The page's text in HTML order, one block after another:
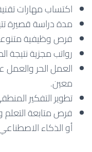
اكتساب مهارات
مدة دراسة قصيرة
فرص وظيفية
رواتب مجزية نتيجة
العمل الحر
معين.
تطوير التفكير
فرص متابعة
أو الذكاء